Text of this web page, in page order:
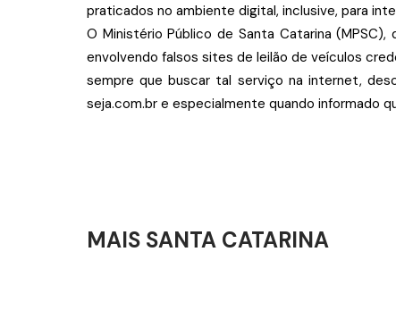
praticados no ambiente digital, inclusive, para
O Ministério Público de Santa Catarina
envolvendo falsos sites de leilão de veículos
sempre que buscar tal serviço na internet,
seja.com.br e especialmente quando informado
MAIS SANTA CATARINA